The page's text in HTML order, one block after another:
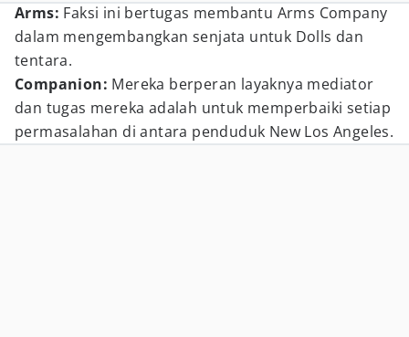
Arms: Faksi ini bertugas membantu Arms Company
dalam mengembangkan senjata untuk Dolls dan
tentara.
Companion: Mereka berperan layaknya mediator
dan tugas mereka adalah untuk memperbaiki setiap
permasalahan di antara penduduk New Los Angeles.